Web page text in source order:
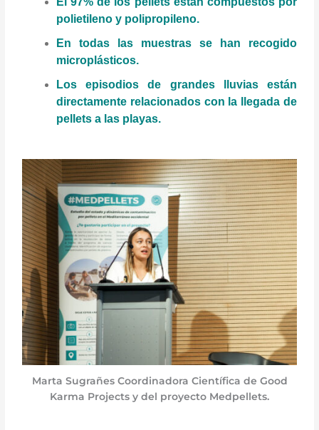
polietileno y polipropileno.
En todas las muestras se han recogido
microplásticos.
Los episodios de grandes lluvias están
directamente relacionados con la llegada de
pellets a las playas.
Marta Sugrañes Coordinadora Científica de Good
Karma Projects y del proyecto Medpellets.